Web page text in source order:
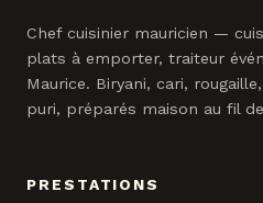
Chef cuisinier mauricien —
plats à emporter, traiteur
Maurice. Biryani, cari,
puri, préparés maison au fil
PRESTATIONS